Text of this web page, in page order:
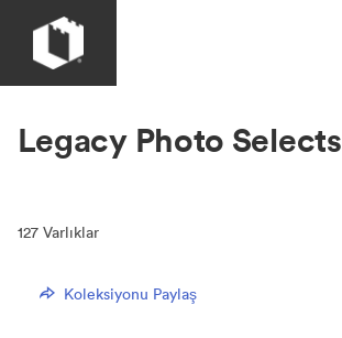
Legacy Photo Selects
127 Varlıklar
Koleksiyonu Paylaş